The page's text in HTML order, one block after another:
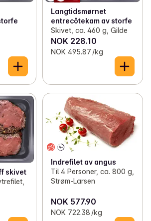
Langtidsmørnet
entrecôtekam av storfe
Skivet, ca. 460 g, Gilde
NOK 228.10
NOK 495.87 /kg
skivet
Indrefilet av angus
Til 4 Personer, ca. 800 g,
Strøm-Larsen
NOK 577.90
NOK 722.38 /kg